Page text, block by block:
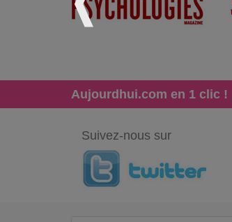
Aujourdhui.com en 1 clic !
Suivez-nous sur